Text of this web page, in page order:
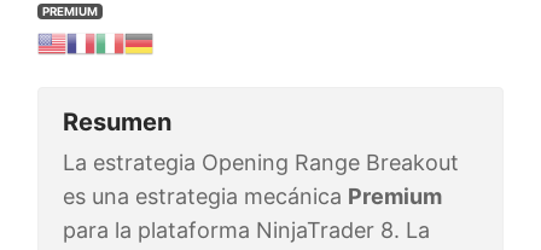
PREMIUM
Resumen
La estrategia Opening Range Breakout
es una estrategia mecánica Premium
para la plataforma NinjaTrader 8. La